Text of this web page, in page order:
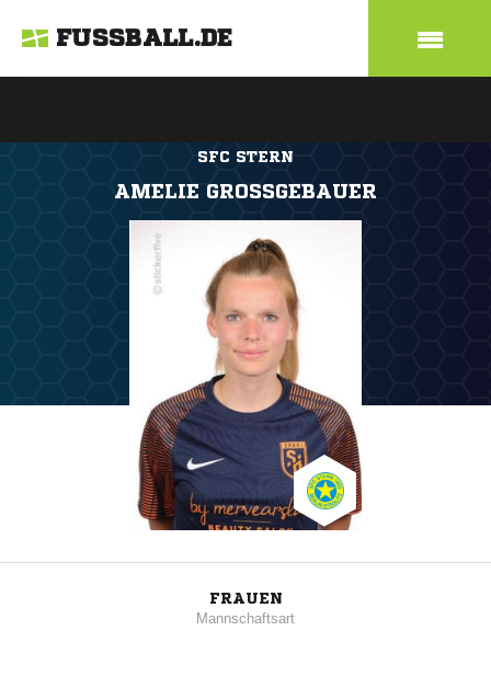
FUSSBALL.DE
SFC STERN
AMELIE GROSSGEBAUER
FRAUEN
Mannschaftsart